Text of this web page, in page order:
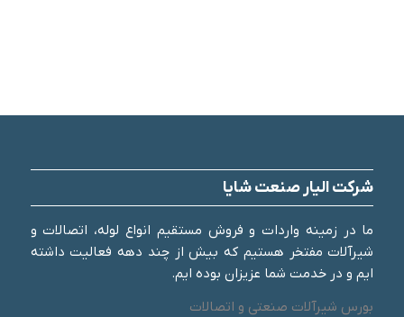
شرکت الیار صنعت شایا
ما در زمینه واردات و فروش مستقیم انواع لوله، اتصالات و
شیرآلات مفتخر هستیم که بیش از چند دهه فعالیت داشته
ایم و در خدمت شما عزیزان بوده ایم.
بورس شیرآلات صنعتی و اتصالات